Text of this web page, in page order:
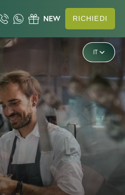
ITDE
EN
RICHIEDI